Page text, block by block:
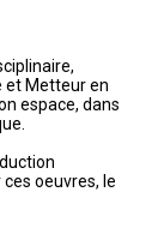
et Metteur en
espace, dans
oeuvres, le